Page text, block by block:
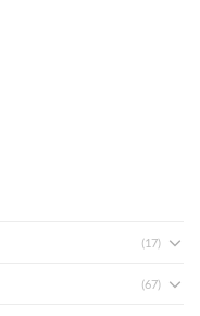
(17)
(67)